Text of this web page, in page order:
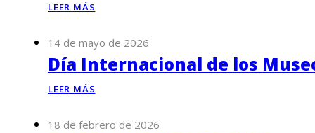
LEER MÁS
14 de mayo de 2026
Día Internacional de los
LEER MÁS
18 de febrero de 2026